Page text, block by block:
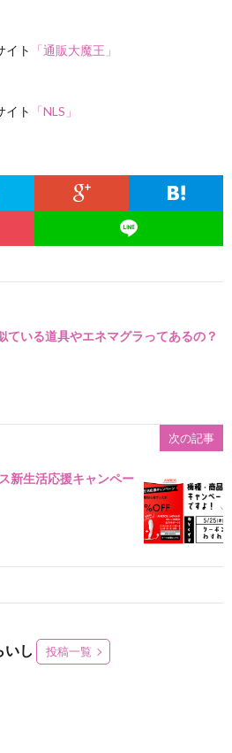
イト 「通販大魔王」
イト 「NLS」
ている道具やエネマグラってあるの？
次の記事
新生活応援キャンペー
し 投稿一覧